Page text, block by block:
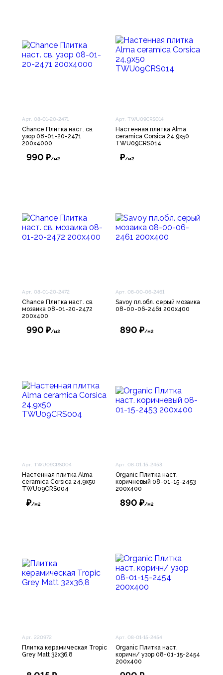
Арт. 08-01-20-2471
Chance Плитка наст. св.
узор 08-01-20-2471
200х4000
990 ₽/м2
Арт. TWU09CRS014
Настенная плитка Alma
ceramica Corsica 24,9х50
TWU09CRS014
₽/м2
Арт. 08-01-20-2472
Chance Плитка наст. св.
мозаика 08-01-20-2472
200х400
990 ₽/м2
Арт. 08-00-06-2461
Savoy пл.обл. серый мозаика
08-00-06-2461 200х400
890 ₽/м2
Арт. TWU09CRS004
Настенная плитка Alma
ceramica Corsica 24,9х50
TWU09CRS004
₽/м2
Арт. 08-01-15-2453
Organic Плитка наст.
коричневый 08-01-15-2453
200х400
890 ₽/м2
Арт. 220972
Плитка керамическая Tropic
Grey Matt 32х36,8
Арт. 08-01-15-2454
Organic Плитка наст.
коричн/ узор 08-01-15-2454
200х400